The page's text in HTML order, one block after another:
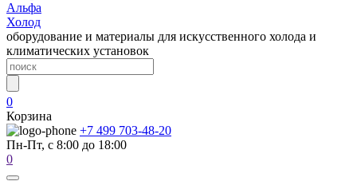
Альфа
Холод
оборудование и материалы для искусственного холода и
климатических установок
0
Корзина
+7 499 703-48-20
Пн-Пт, с 8:00 до 18:00
0